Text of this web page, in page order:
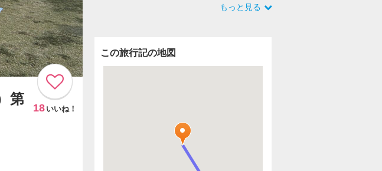
第
18 いいね！
もっと見る
この旅行記の地図